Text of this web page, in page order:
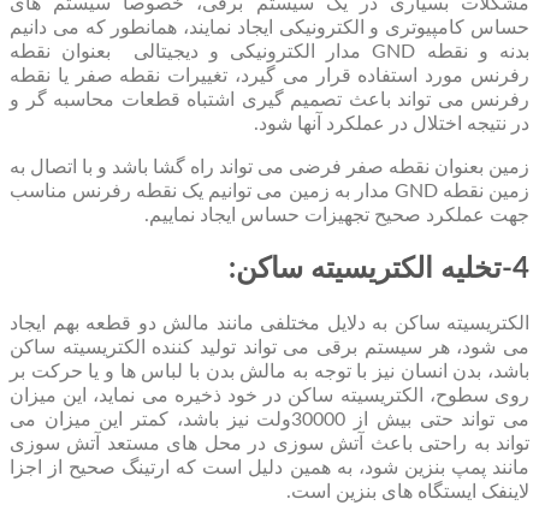
حساس کامپیوتری و الکترونیکی ایجاد نمایند، همانطور که می دانیم
بدنه و نقطه GND مدار الکترونیکی و دیجیتالی بعنوان نقطه
رفرنس مورد استفاده قرار می گیرد، تغییرات نقطه صفر یا نقطه
رفرنس می تواند باعث تصمیم گیری اشتباه قطعات محاسبه گر و
در نتیجه اختلال در عملکرد آنها شود.
زمین بعنوان نقطه صفر فرضی می تواند راه گشا باشد و با اتصال به
زمین نقطه GND مدار به زمین می توانیم یک نقطه رفرنس مناسب
جهت عملکرد صحیح تجهیزات حساس ایجاد نماییم.
4-تخلیه الکتریسیته ساکن:
الکتریسیته ساکن به دلایل مختلفی مانند مالش دو قطعه بهم ایجاد
می شود، هر سیستم برقی می تواند تولید کننده الکتریسیته ساکن
باشد، بدن انسان نیز با توجه به مالش بدن با لباس ها و یا حرکت بر
روی سطوح، الکتریسیته ساکن در خود ذخیره می نماید، این میزان
می تواند حتی بیش از 30000ولت نیز باشد، کمتر این میزان می
تواند به راحتی باعث آتش سوزی در محل های مستعد آتش سوزی
مانند پمپ بنزین شود، به همین دلیل است که ارتینگ صحیح از اجزا
لاینفک ایستگاه های بنزین است.